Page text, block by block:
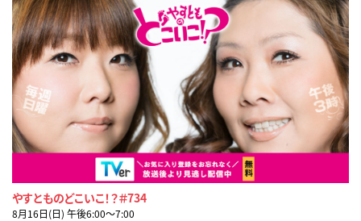
やすとものどこいこ！？＃734
8月16日(日) 午後6:00〜7:00